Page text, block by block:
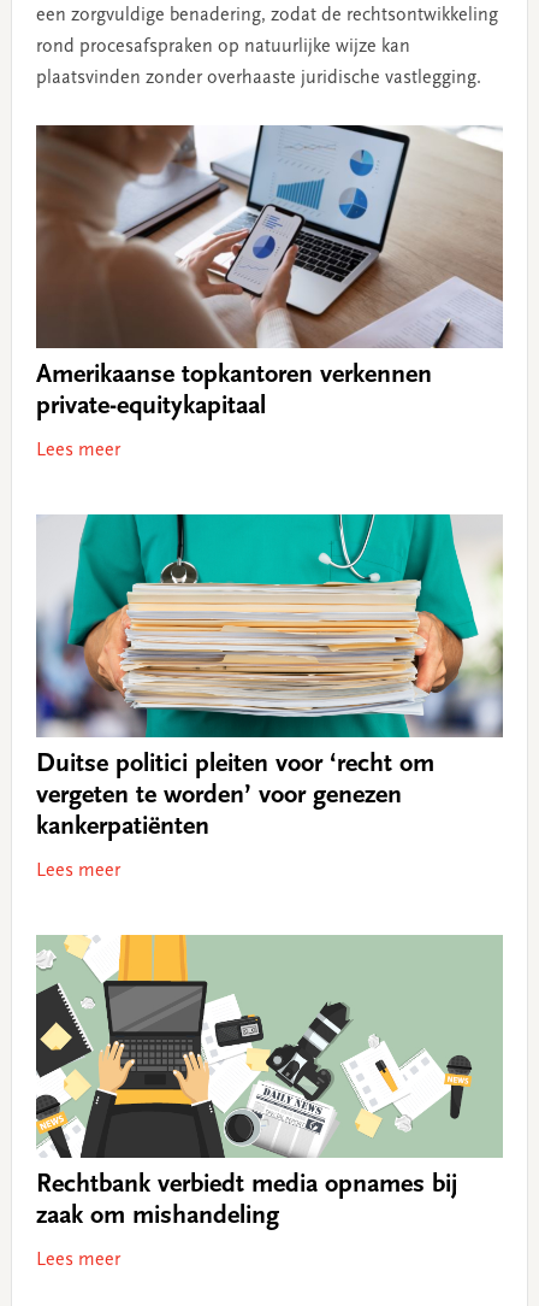
een zorgvuldige benadering, zodat de rechtsontwikkeling
rond procesafspraken op natuurlijke wijze kan
plaatsvinden zonder overhaaste juridische vastlegging.
Amerikaanse topkantoren verkennen
private-equitykapitaal
Lees meer
Duitse politici pleiten voor ‘recht om
vergeten te worden’ voor genezen
kankerpatiënten
Lees meer
Rechtbank verbiedt media opnames bij
zaak om mishandeling
Lees meer